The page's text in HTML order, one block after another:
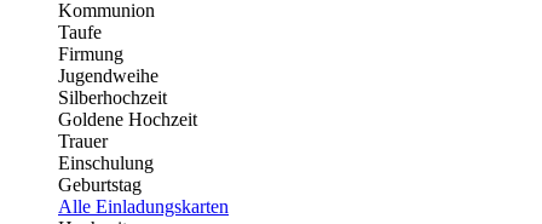
Kommunion
Taufe
Firmung
Jugendweihe
Silberhochzeit
Goldene Hochzeit
Trauer
Einschulung
Geburtstag
Alle Einladungskarten